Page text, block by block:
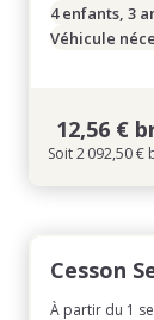
4 enfants, 3
Véhicule
12,56 €
Soit 2 092,50 €
Cesson
À partir du 1